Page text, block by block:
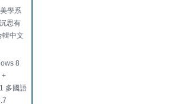
學系
思有
輯中文
8
+
多國語